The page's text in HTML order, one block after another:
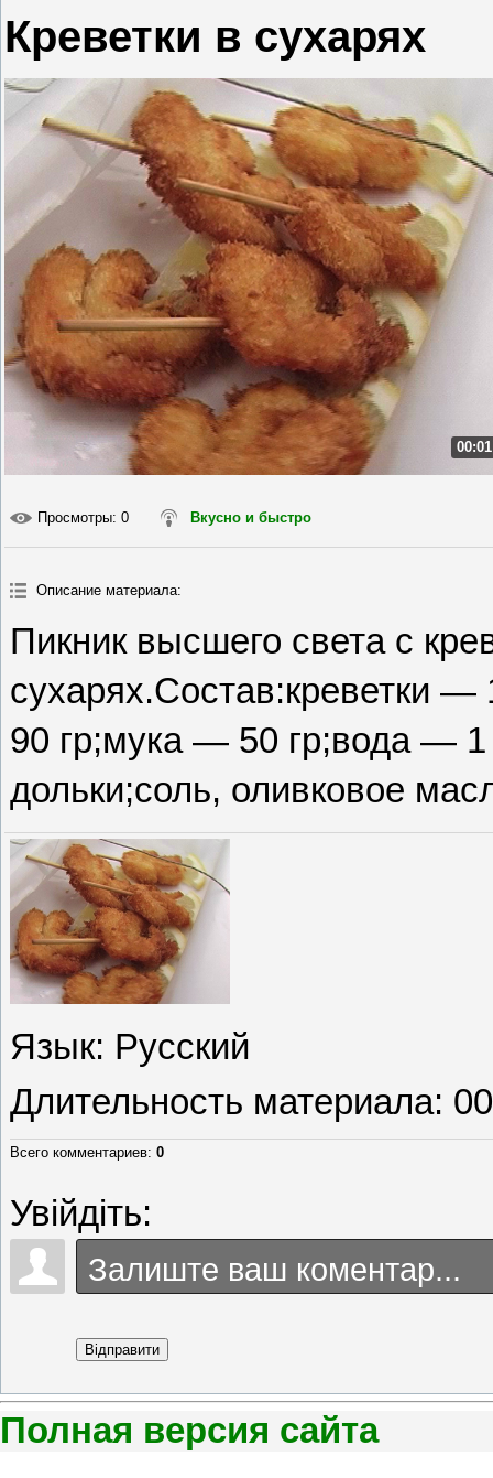
Креветки в сухарях
Просмотры: 0 Вкусно и быстро
Описание материала:
Пикник высшего света с
сухарях.Состав:креветки
90 гр;мука — 50 гр;вода —
дольки;соль, оливковое
Язык: Русский
Длительность материала:
Всего комментариев: 0
Увійдіть:
Відправити
Полная версия сайта